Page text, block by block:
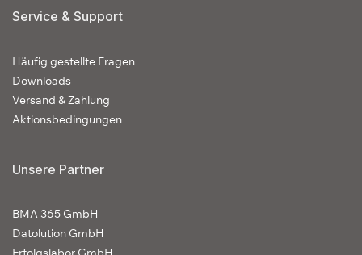
Service & Support
Häufig gestellte Fragen
Downloads
Versand & Zahlung
Aktionsbedingungen
Unsere Partner
BMA 365 GmbH
Datolution GmbH